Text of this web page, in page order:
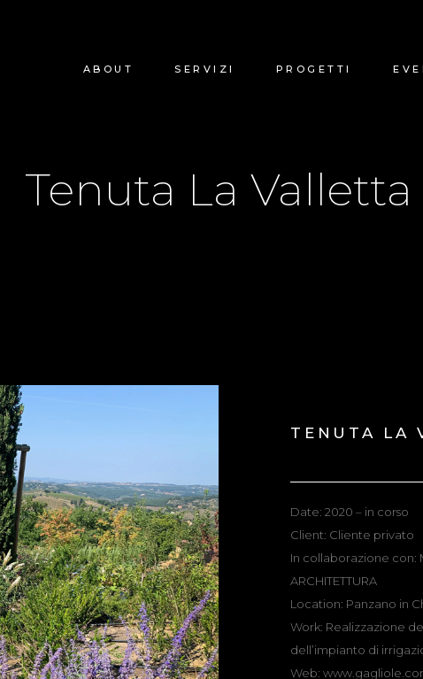
ABOUT SERVIZI PROGETTI
Tenuta La Valletta
TENUTA LA
Date: 2020 – in corso
Client: Cliente privato
In collaborazione con:
ARCHITETTURA
Location: Panzano in
Work: Realizzazione
dell’impianto di
Web: